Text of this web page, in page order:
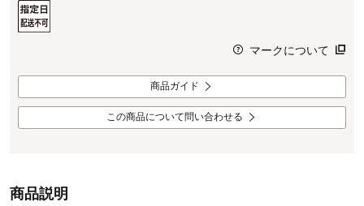
マークについて
商品ガイド
この商品について問い合わせる
商品説明